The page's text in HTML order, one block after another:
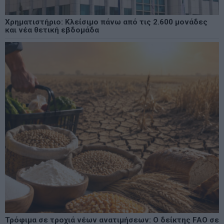
Χρηματιστήριο: Κλείσιμο πάνω από τις 2.600 μονάδες
και νέα θετική εβδομάδα
Τρόφιμα σε τροχιά νέων ανατιμήσεων: Ο δείκτης FAO σε